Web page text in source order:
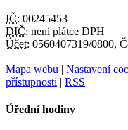
IČ: 00245453
DIČ: není plátce DPH
Účet: 0560407319/0800,
Mapa webu | Nastavení
přístupnosti | RSS
Úřední hodiny